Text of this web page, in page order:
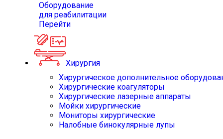
Оборудование
для реабилитации
Перейти
Хирургия
Хирургическое дополнительное
Хирургические коагуляторы
Хирургические лазерные аппараты
Мойки хирургические
Мониторы хирургические
Налобные бинокулярные лупы